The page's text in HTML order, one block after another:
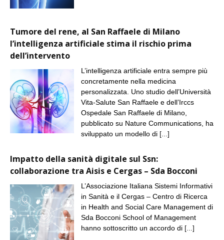
Tumore del rene, al San Raffaele di Milano
l’intelligenza artificiale stima il rischio prima
dell’intervento
L’intelligenza artificiale entra sempre più
concretamente nella medicina
personalizzata. Uno studio dell’Università
Vita-Salute San Raffaele e dell’Irccs
Ospedale San Raffaele di Milano,
pubblicato su Nature Communications, ha
sviluppato un modello di [...]
Impatto della sanità digitale sul Ssn:
collaborazione tra Aisis e Cergas – Sda Bocconi
L’Associazione Italiana Sistemi Informativi
in Sanità e il Cergas – Centro di Ricerca
in Health and Social Care Management di
Sda Bocconi School of Management
hanno sottoscritto un accordo di [...]